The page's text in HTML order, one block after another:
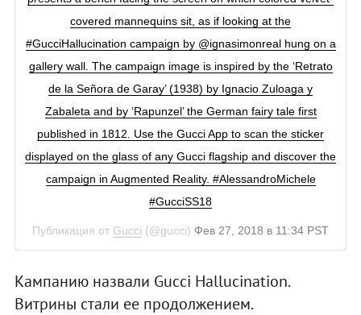
covered mannequins sit, as if looking at the
#GucciHallucination campaign by @ignasimonreal hung on a
gallery wall. The campaign image is inspired by the ‘Retrato
de la Señora de Garay’ (1938) by Ignacio Zuloaga y
Zabaleta and by ‘Rapunzel’ the German fairy tale first
published in 1812. Use the Gucci App to scan the sticker
displayed on the glass of any Gucci flagship and discover the
campaign in Augmented Reality. #AlessandroMichele
#GucciSS18
Публикация от Gucci (@gucci) Фев 27, 2018 в 11:34 PST
Кампанию назвали Gucci Hallucination.
Витрины стали ее продолжением.